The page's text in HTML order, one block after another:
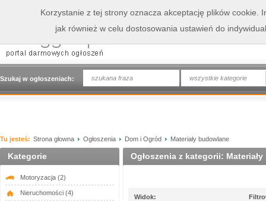
Szukaj w ogłoszeniach: wszystkie kategorie
Tu jesteś: Strona głowna Ogłoszenia Dom i Ogród Materiały budowlane
Kategorie
Motoryzacja (2)
Nieruchomości (4)
Ogłoszenia z kategorii:
Widok:
Korzystanie z tej strony oznacza akceptację plików cookie.
jak również w celu dostosowania ustawień do